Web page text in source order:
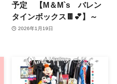
予定 【M＆M`s バレン
タインボックス🍫💕】～
2026年1月19日